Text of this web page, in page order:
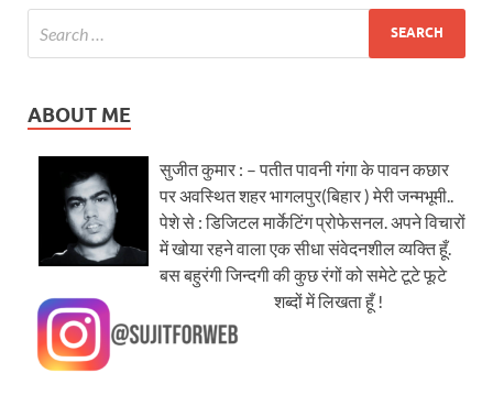
ABOUT ME
सुजीत कुमार : – पतीत पावनी गंगा के पावन कछार
पर अवस्थित शहर भागलपुर(बिहार ) मेरी जन्मभूमी..
पेशे से : डिजिटल मार्केटिंग प्रोफेसनल. अपने विचारों
में खोया रहने वाला एक सीधा संवेदनशील व्यक्ति हूँ.
बस बहुरंगी जिन्दगी की कुछ रंगों को समेटे टूटे फूटे
शब्दों में लिखता हूँ !